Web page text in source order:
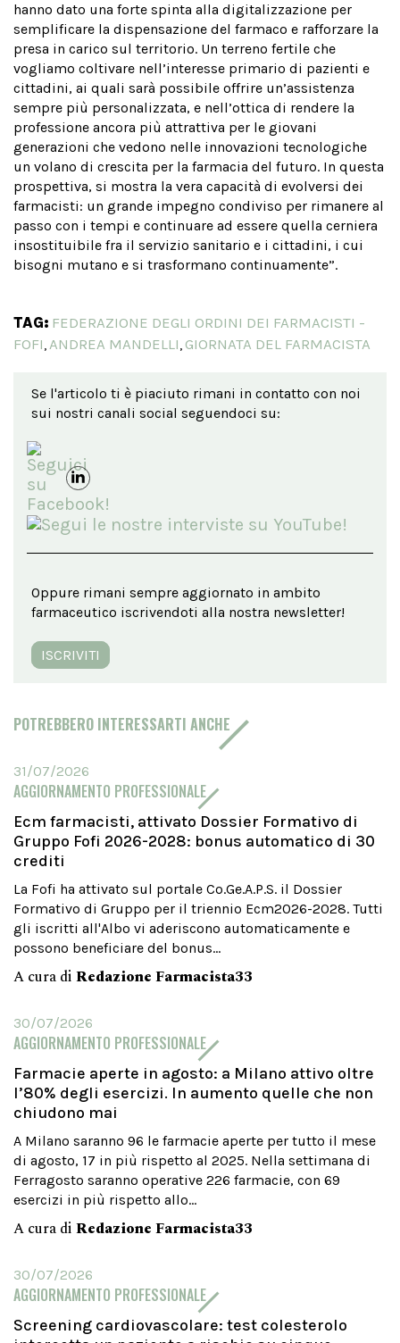
hanno dato una forte spinta alla digitalizzazione per
semplificare la dispensazione del farmaco e rafforzare la
presa in carico sul territorio. Un terreno fertile che
vogliamo coltivare nell’interesse primario di pazienti e
cittadini, ai quali sarà possibile offrire un’assistenza
sempre più personalizzata, e nell’ottica di rendere la
professione ancora più attrattiva per le giovani
generazioni che vedono nelle innovazioni tecnologiche
un volano di crescita per la farmacia del futuro. In questa
prospettiva, si mostra la vera capacità di evolversi dei
farmacisti: un grande impegno condiviso per rimanere al
passo con i tempi e continuare ad essere quella cerniera
insostituibile fra il servizio sanitario e i cittadini, i cui
bisogni mutano e si trasformano continuamente”.
TAG: FEDERAZIONE DEGLI ORDINI DEI FARMACISTI -
FOFI,ANDREA MANDELLI, GIORNATA DEL FARMACISTA
Se l'articolo ti è piaciuto rimani in contatto con noi
sui nostri canali social seguendoci su:
Oppure rimani sempre aggiornato in ambito
farmaceutico iscrivendoti alla nostra newsletter!
ISCRIVITI
POTREBBERO INTERESSARTI ANCHE
31/07/2026
AGGIORNAMENTO PROFESSIONALE
Ecm farmacisti, attivato Dossier Formativo di
Gruppo Fofi 2026-2028: bonus automatico di 30
crediti
La Fofi ha attivato sul portale Co.Ge.A.P.S. il Dossier
Formativo di Gruppo per il triennio Ecm2026-2028. Tutti
gli iscritti all'Albo vi aderiscono automaticamente e
possono beneficiare del bonus...
A cura di Redazione Farmacista33
30/07/2026
AGGIORNAMENTO PROFESSIONALE
Farmacie aperte in agosto: a Milano attivo oltre
l’80% degli esercizi. In aumento quelle che non
chiudono mai
A Milano saranno 96 le farmacie aperte per tutto il mese
di agosto, 17 in più rispetto al 2025. Nella settimana di
Ferragosto saranno operative 226 farmacie, con 69
esercizi in più rispetto allo...
A cura di Redazione Farmacista33
30/07/2026
AGGIORNAMENTO PROFESSIONALE
Screening cardiovascolare: test colesterolo